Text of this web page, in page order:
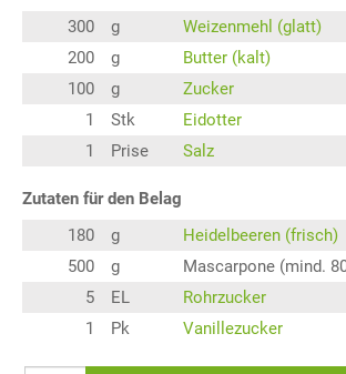
300
g
Weizenmehl (glatt)
200
g
Butter (kalt)
100
g
Zucker
1
Stk
Eidotter
1
Prise Salz
Zutaten für den Belag
180
g
Heidelbeeren (frisch)
500
g
Mascarpone (mind.
5
EL
Rohrzucker
1
Pk Vanillezucker